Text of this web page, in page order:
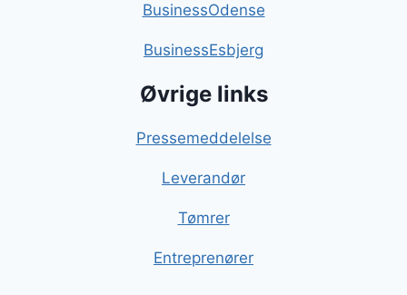
BusinessOdense
BusinessEsbjerg
Øvrige links
Pressemeddelelse
Leverandør
Tømrer
Entreprenører